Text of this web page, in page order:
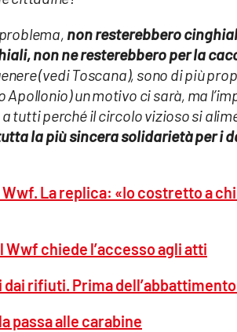
non resterebbero
non ne resterebbero per la
(vedi Toscana), sono di più
un motivo ci sarà, ma
tutti perché il circolo vizioso si
la più sincera solidarietà per i
La replica: «Io costretto a
chiede l’accesso agli atti
rifiuti. Prima
passa alle carabine